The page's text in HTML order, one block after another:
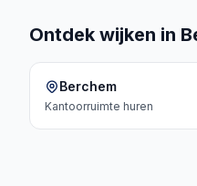
Ontdek wijken in
Berchem
Kantoorruimte huren